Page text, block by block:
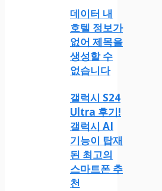
데이터 내
호텔 정보가
없어 제목을
생성할 수
없습니다
갤럭시 S24
Ultra 후기!
갤럭시 AI
기능이 탑재
된 최고의
스마트폰 추
천